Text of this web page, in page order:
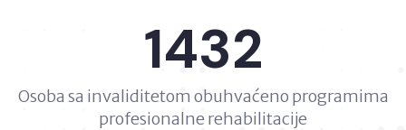
1432
Osoba sa invaliditetom obuhvaćeno programima
profesionalne rehabilitacije